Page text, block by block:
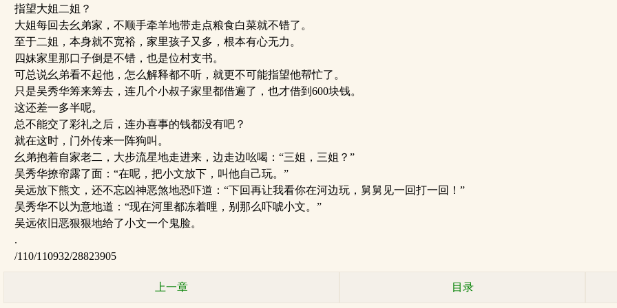
指望大姐二姐？
大姐每回去幺弟家，不顺手牵羊地带走点粮食白菜就不错了。
至于二姐，本身就不宽裕，家里孩子又多，根本有心无力。
四妹家里那口子倒是不错，也是位村支书。
可总说幺弟看不起他，怎么解释都不听，就更不可能指望他帮忙了。
只是吴秀华筹来筹去，连几个小叔子家里都借遍了，也才借到600块钱。
这还差一多半呢。
总不能交了彩礼之后，连办喜事的钱都没有吧？
就在这时，门外传来一阵狗叫。
幺弟抱着自家老二，大步流星地走进来，边走边吆喝：“三姐，三姐？”
吴秀华撩帘露了面：“在呢，把小文放下，叫他自己玩。”
吴远放下熊文，还不忘凶神恶煞地恐吓道：“下回再让我看你在河边玩，舅舅见一回打一回！”
吴秀华不以为意地道：“现在河里都冻着哩，别那么吓唬小文。”
吴远依旧恶狠狠地给了小文一个鬼脸。
.
/110/110932/28823905
上一章 目录